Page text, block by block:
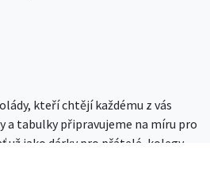
kteří chtějí každému z vás
a tabulky připravujeme na míru pro
už jako dárky pro přátelé, kolegy,